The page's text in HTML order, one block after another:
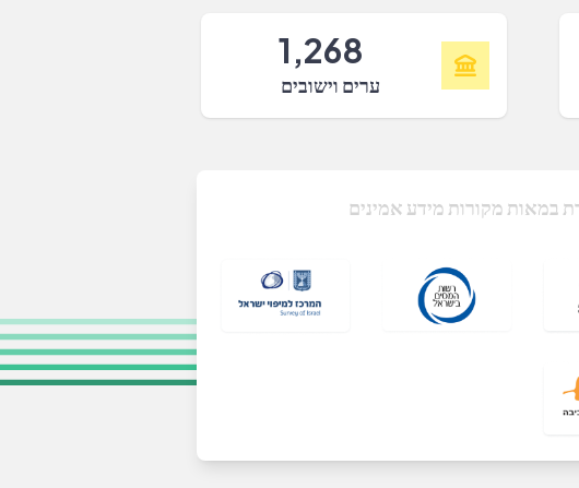
1,268
ערים וישובים
במאות מקורות מידע אמינים